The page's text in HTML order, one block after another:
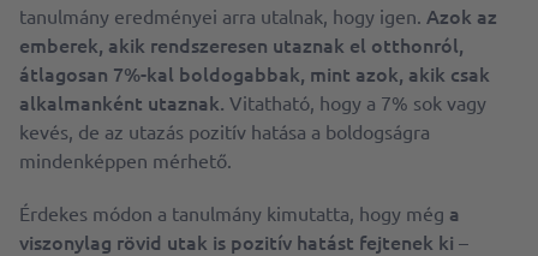
tanulmány eredményei arra utalnak, hogy igen. Azok az
emberek, akik rendszeresen utaznak el otthonról,
átlagosan 7%-kal boldogabbak, mint azok, akik csak
alkalmanként utaznak. Vitatható, hogy a 7% sok vagy
kevés, de az utazás pozitív hatása a boldogságra
mindenképpen mérhető.
Érdekes módon a tanulmány kimutatta, hogy még a
viszonylag rövid utak is pozitív hatást fejtenek ki –